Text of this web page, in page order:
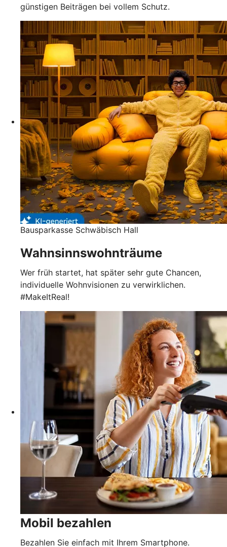
günstigen Beiträgen bei vollem Schutz.
Bausparkasse Schwäbisch Hall
Wahnsinnswohnträume
Wer früh startet, hat später sehr gute Chancen,
individuelle Wohnvisionen zu verwirklichen.
#MakeItReal!
Mobil bezahlen
Bezahlen Sie einfach mit Ihrem Smartphone.